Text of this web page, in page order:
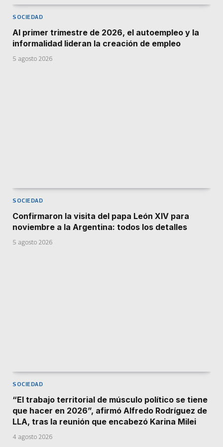
SOCIEDAD
Al primer trimestre de 2026, el autoempleo y la
informalidad lideran la creación de empleo
5 agosto 2026
SOCIEDAD
Confirmaron la visita del papa León XIV para
noviembre a la Argentina: todos los detalles
5 agosto 2026
SOCIEDAD
“El trabajo territorial de músculo político se tiene
que hacer en 2026”, afirmó Alfredo Rodríguez de
LLA, tras la reunión que encabezó Karina Milei
4 agosto 2026